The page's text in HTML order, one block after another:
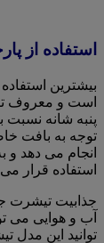
استفاده از
بیشترین
است و معروف
پنبه شانه نسبت
توجه به بافت
انجام می دهد و
استفاده قرار
جذابیت تیشرت
آب و‌ هوایی می
توانید این مدل